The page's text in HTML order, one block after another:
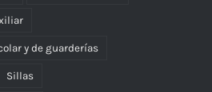
y de guarderías
Sillas